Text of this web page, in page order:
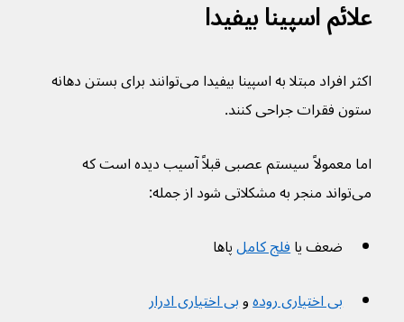
علائم اسپینا بیفیدا
اکثر افراد مبتلا به اسپینا بیفیدا می‌توانند برای بستن دهانه
ستون فقرات جراحی کنند.
اما معمولاً سیستم عصبی قبلاً آسیب دیده است که
می‌تواند منجر به مشکلاتی شود از جمله:
ضعف یا فلج کامل پاها
بی اختیاری روده و بی اختیاری ادرار